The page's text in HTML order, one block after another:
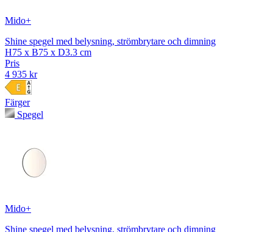
Mido+
Shine spegel med belysning, strömbrytare och dimning
H75 x B75 x D3.3 cm
Pris
4 935 kr
Färger
Spegel
Mido+
Shine spegel med belysning, strömbrytare och dimning